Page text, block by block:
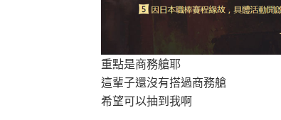
重點是商務艙耶
這輩子還沒有搭過商務艙
希望可以抽到我啊